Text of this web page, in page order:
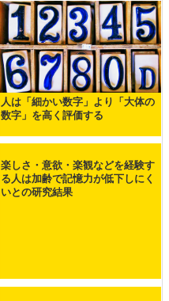
人は「細かい数字」より「大体の
数字」を高く評価する
楽しさ・意欲・楽観などを経験す
る人は加齢で記憶力が低下しにく
いとの研究結果